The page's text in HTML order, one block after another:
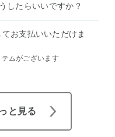
したらいいですか？
お支払いいただけま
ムがございます
と見る